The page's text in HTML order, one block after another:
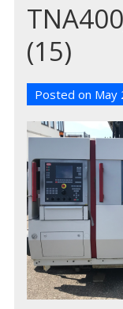
(15)
Posted on May